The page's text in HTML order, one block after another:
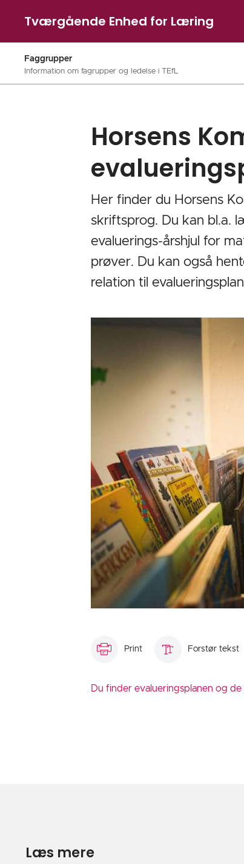
Tværgående Enhed for Læring
Faggrupper
Information om fagrupper og ledelse i TEfL
Horsens
Her finder du Horsens
skriftsprog. Du kan bl.a.
evaluerings-årshjul for
prøver. Du kan også
relation til
Print Forstør tekst
Du finder evalueringsplanen og
Læs mere